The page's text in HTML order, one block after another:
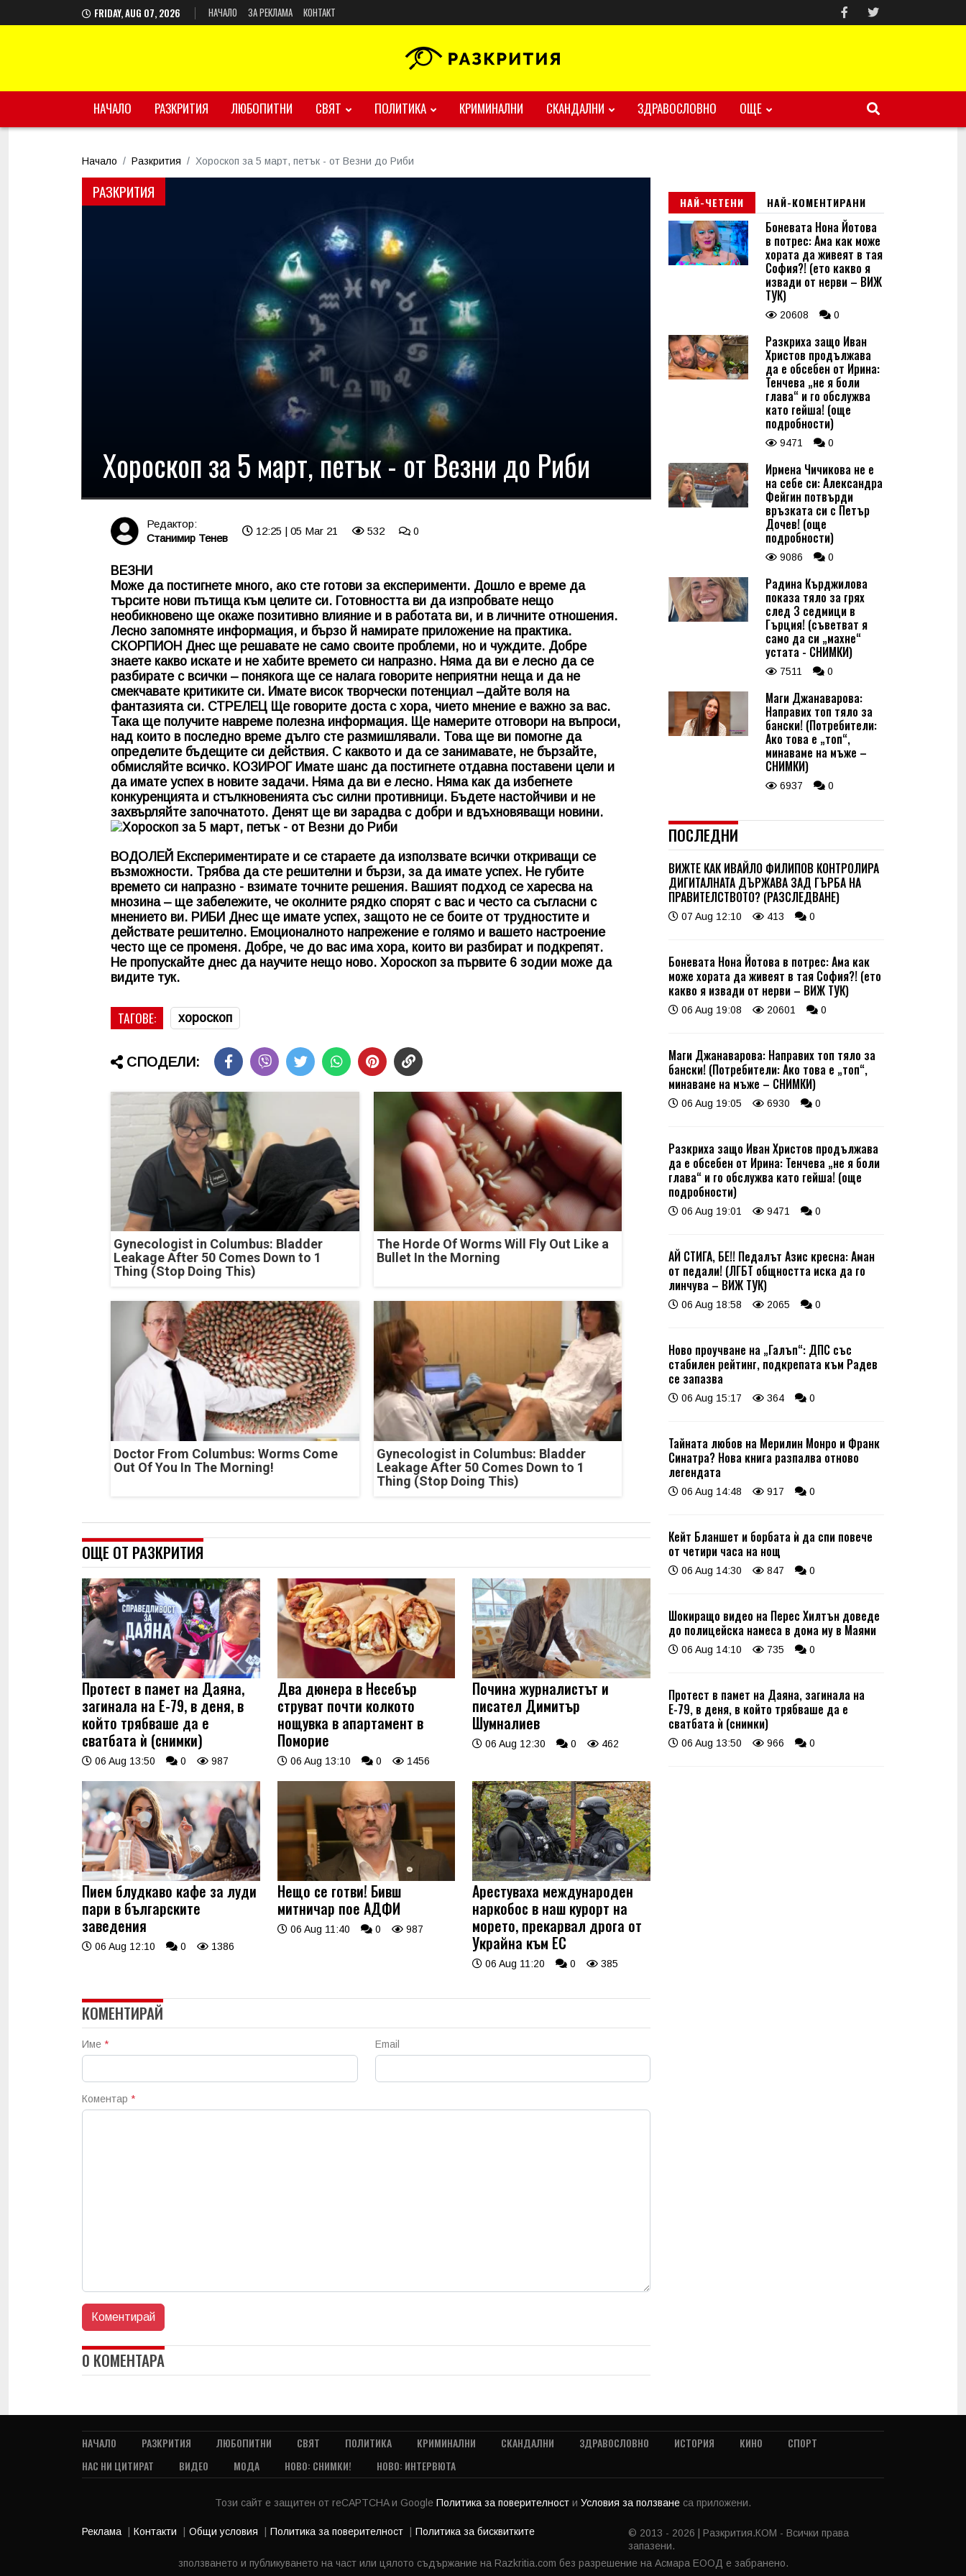
FRIDAY, AUG 07, 2026 НАЧАЛО ЗА РЕКЛАМА КОНТАКТ
НАЧАЛО РАЗКРИТИЯ ЛЮБОПИТНИ СВЯТ ПОЛИТИКА КРИМИНАЛНИ СКАНДАЛНИ ЗДРАВОСЛОВНО ОЩЕ
Начало Разкрития Хороскоп за 5 март, петък - от Везни до Риби
РАЗКРИТИЯ
Хороскоп за 5 март, петък - от Везни до Риби
Редактор:
Станимир Тенев
12:25 | 05 Mar 21 532 0
ВЕЗНИ
Може да постигнете много, ако сте готови за експерименти. Дошло е време да
търсите нови пътища към целите си. Готовността ви да изпробвате нещо
необикновено ще окаже позитивно влияние и в работата ви, и в личните отношения.
Лесно запомняте информация, и бързо й намирате приложение на практика.
СКОРПИОН Днес ще решавате не само своите проблеми, но и чуждите. Добре
знаете какво искате и не хабите времето си напразно. Няма да ви е лесно да се
разбирате с всички – понякога ще се налага говорите неприятни неща и да не
смекчавате критиките си. Имате висок творчески потенциал –дайте воля на
фантазията си. СТРЕЛЕЦ Ще говорите доста с хора, чието мнение е важно за вас.
Така ще получите навреме полезна информация. Ще намерите отговори на въпроси,
над които в последно време дълго сте размишлявали. Това ще ви помогне да
определите бъдещите си действия. С каквото и да се занимавате, не бързайте,
обмисляйте всичко. КОЗИРОГИмате шанс да постигнете отдавна поставени цели и
да имате успех в новите задачи. Няма да ви е лесно. Няма как да избегнете
конкуренцията и стълкновенията със силни противници. Бъдете настойчиви и не
захвърляйте започнатото. Денят ще ви зарадва с добри и вдъхновяващи новини.
ВОДОЛЕЙ Експериментирате и се стараете да използвате всички откриващи се
възможности. Трябва да сте решителни и бързи, за да имате успех. Не губите
времето си напразно - взимате точните решения. Вашият подход се харесва на
мнозина – ще забележите, че околните рядко спорят с вас и често са съгласни с
мнението ви. РИБИ Днес ще имате успех, защото не се боите от трудностите и
действате решително. Емоционалното напрежение е голямо и вашето настроение
често ще се променя. Добре, че до вас има хора, които ви разбират и подкрепят.
Не пропускайте днес да научите нещо ново. Хороскоп за първите 6 зодии може да
видите тук.
ТАГОВЕ: хороскоп
СПОДЕЛИ:
Gynecologist in Columbus: Bladder
Leakage After 50 Comes Down to 1
Thing (Stop Doing This)
The Horde Of Worms Will Fly Out Like a
Bullet In the Morning
Doctor From Columbus: Worms Come
Out Of You In The Morning!
Gynecologist in Columbus: Bladder
Leakage After 50 Comes Down to 1
Thing (Stop Doing This)
ОЩЕ ОТ РАЗКРИТИЯ
Протест в памет на Даяна,
загинала на Е-79, в деня, в
който трябваше да е
сватбата ѝ (снимки)
06 Aug 13:50 0 987
Два дюнера в Несебър
струват почти колкото
нощувка в апартамент в
Поморие
06 Aug 13:10 0 1456
Почина журналистът и
писател Димитър
Шумналиев
06 Aug 12:30 0 462
Пием блудкаво кафе за луди
пари в българските
заведения
06 Aug 12:10 0 1386
Нещо се готви! Бивш
митничар пое АДФИ
06 Aug 11:40 0 987
Арестуваха международен
наркобос в наш курорт на
морето, прекарвал дрога от
Украйна към ЕС
06 Aug 11:20 0 385
КОМЕНТИРАЙ
Име * Email
Коментар *
0 КОМЕНТАРА
НАЙ-ЧЕТЕНИ НАЙ-КОМЕНТИРАНИ
Боневата Нона Йотова
в потрес: Ама как може
хората да живеят в тая
София?! (ето какво я
извади от нерви – ВИЖ
ТУК)
20608 0
Разкриха защо Иван
Христов продължава
да е обсебен от Ирина:
Тенчева „не я боли
глава“ и го обслужва
като гейша! (още
подробности)
9471 0
Ирмена Чичикова не е
на себе си: Александра
Фейгин потвърди
връзката си с Петър
Дочев! (още
подробности)
9086 0
Радина Кърджилова
показа тяло за грях
след 3 седмици в
Гърция! (съветват я
само да си „махне“
устата - СНИМКИ)
7511 0
Маги Джанаварова:
Направих топ тяло за
бански! (Потребители:
Ако това е „топ“,
минаваме на мъже –
СНИМКИ)
6937 0
ПОСЛЕДНИ
ВИЖТЕ КАК ИВАЙЛО ФИЛИПОВ КОНТРОЛИРА
ДИГИТАЛНАТА ДЪРЖАВА ЗАД ГЪРБА НА
ПРАВИТЕЛСТВОТО? (РАЗСЛЕДВАНЕ)
07 Aug 12:10 413 0
Боневата Нона Йотова в потрес: Ама как
може хората да живеят в тая София?! (ето
какво я извади от нерви – ВИЖ ТУК)
06 Aug 19:08 20601 0
Маги Джанаварова: Направих топ тяло за
бански! (Потребители: Ако това е „топ“,
минаваме на мъже – СНИМКИ)
06 Aug 19:05 6930 0
Разкриха защо Иван Христов продължава
да е обсебен от Ирина: Тенчева „не я боли
глава“ и го обслужва като гейша! (още
подробности)
06 Aug 19:01 9471 0
АЙ СТИГА, БЕ!! Педалът Азис кресна: Аман
от педали! (ЛГБТ общността иска да го
линчува – ВИЖ ТУК)
06 Aug 18:58 2065 0
Ново проучване на „Галъп“: ДПС със
стабилен рейтинг, подкрепата към Радев
се запазва
06 Aug 15:17 364 0
Тайната любов на Мерилин Монро и Франк
Синатра? Нова книга разпалва отново
легендата
06 Aug 14:48 917 0
Кейт Бланшет и борбата ѝ да спи повече
от четири часа на нощ
06 Aug 14:30 847 0
Шокиращо видео на Перес Хилтън доведе
до полицейска намеса в дома му в Маями
06 Aug 14:10 735 0
Протест в памет на Даяна, загинала на
Е-79, в деня, в който трябваше да е
сватбата ѝ (снимки)
06 Aug 13:50 966 0
НАЧАЛО РАЗКРИТИЯ ЛЮБОПИТНИ СВЯТ ПОЛИТИКА КРИМИНАЛНИ СКАНДАЛНИ ЗДРАВОСЛОВНО ИСТОРИЯ КИНО
СПОРТ
НАС НИ ЦИТИРАТ
ВИДЕО МОДА НОВО: СНИМКИ! НОВО: ИНТЕРВЮТА
Този сайт е защитен от reCAPTCHA и Google Политика за поверителност и Условия за ползване са приложени.
Реклама Контакти Общи условия Политика за поверителност Политика за бисквитките
© 2013 - 2026 | Разкрития.КОМ - Всички права
запазени.
зползването и публикуването на част или цялото съдържание на Razkritia.com без разрешение на Асмара ЕООД е забранено.